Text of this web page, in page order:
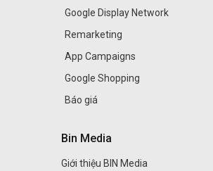
Google Display Network
Remarketing
App Campaigns
Google Shopping
Báo giá
Bin Media
Giới thiệu BIN Media